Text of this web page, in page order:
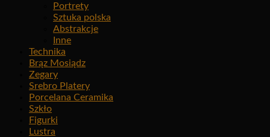
Portrety
Sztuka polska
Abstrakcje
Inne
Technika
Brąz Mosiądz
Zegary
Srebro Platery
Porcelana Ceramika
Szkło
Figurki
Lustra